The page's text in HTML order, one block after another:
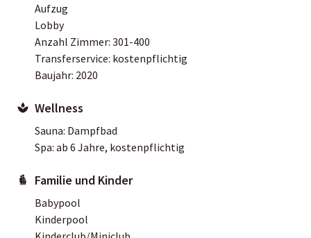
Aufzug
Lobby
Anzahl Zimmer: 301-400
Transferservice: kostenpflichtig
Baujahr: 2020
Wellness
Sauna: Dampfbad
Spa: ab 6 Jahre, kostenpflichtig
Familie und Kinder
Babypool
Kinderpool